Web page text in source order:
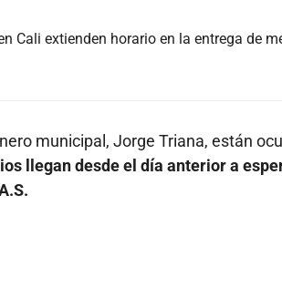
Cali extienden horario en la entrega de
municipal, Jorge Triana, están
llegan desde el día anterior a